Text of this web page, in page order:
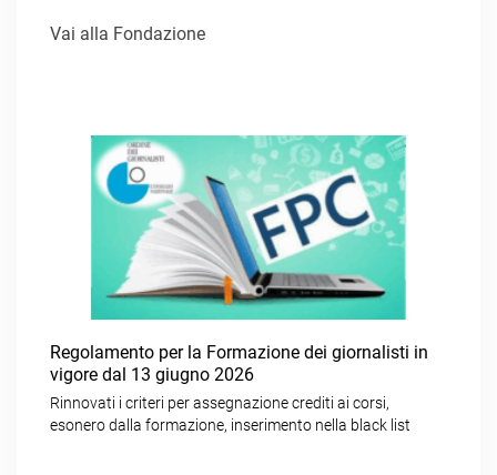
Vai alla Fondazione
Regolamento per la Formazione dei giornalisti in
vigore dal 13 giugno 2026
Rinnovati i criteri per assegnazione crediti ai corsi,
esonero dalla formazione, inserimento nella black list